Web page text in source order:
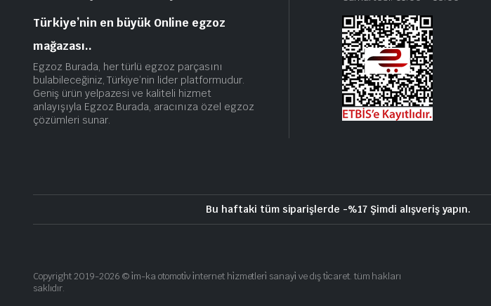
Türkiye’nin en büyük Online egzoz
mağazası..
Egzoz Burada, her türlü egzoz parçasını
bulabileceğiniz, Türkiye’nin lider platformudur.
Geniş ürün yelpazesi ve kaliteli hizmet
anlayışıyla Egzoz Burada, aracınıza özel egzoz
çözümleri sunar.
Bu haftaki tüm siparişlerde -%17 Şimdi alışveriş yapın.
Copyright 2019-2026 © i̇m-ka otomoti̇v i̇nternet hi̇zmetleri̇ sanayi̇ ve dış ti̇caret. tüm hakları
saklıdır.